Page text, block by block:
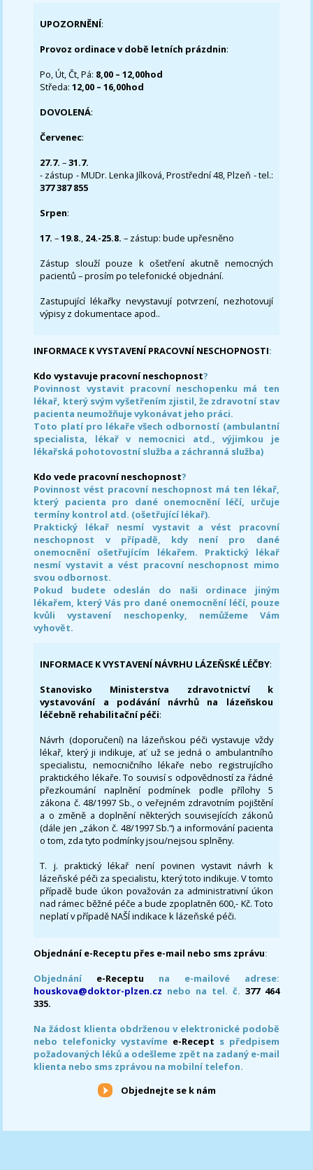
UPOZORNĚNÍ:
Provoz ordinace v době letních prázdnin:
Po, Út, Čt, Pá: 8,00 – 12,00hod
Středa:12,00 – 16,00hod
DOVOLENÁ:
Červenec:
27.7.–31.7.
- zástup - MUDr. Lenka Jílková, Prostřední 48, Plzeň - tel.:
377 387 855
Srpen:
17. –19.8., 24.-25.8. – zástup: bude upřesněno
Zástup slouží pouze k ošetření akutně nemocných
pacientů – prosím po telefonické objednání.
Zastupující lékařky nevystavují potvrzení, nezhotovují
výpisy z dokumentace apod..
INFORMACE K VYSTAVENÍ PRACOVNÍ NESCHOPNOSTI:
Kdo vystavuje pracovní neschopnost?
Povinnost vystavit pracovní neschopenku má ten
lékař, který svým vyšetřením zjistil, že zdravotní stav
pacienta neumožňuje vykonávat jeho práci.
Toto platí pro lékaře všech odborností (ambulantní
specialista, lékař v nemocnici atd., výjimkou je
lékařská pohotovostní služba a záchranná služba)
Kdo vede pracovní neschopnost?
Povinnost vést pracovní neschopnost má ten lékař,
který pacienta pro dané onemocnění léčí, určuje
termíny kontrol atd. (ošetřující lékař).
Praktický lékař nesmí vystavit a vést pracovní
neschopnost v případě, kdy není pro dané
onemocnění ošetřujícím lékařem. Praktický lékař
nesmí vystavit a vést pracovní neschopnost mimo
svou odbornost.
Pokud budete odeslán do naši ordinace jiným
lékařem, který Vás pro dané onemocnění léčí, pouze
kvůli vystavení neschopenky, nemůžeme Vám
vyhovět.
INFORMACE K VYSTAVENÍ NÁVRHU LÁZEŇSKÉ LÉČBY:
Stanovisko Ministerstva zdravotnictví k
vystavování a podávání návrhů na lázeňskou
léčebně rehabilitační péči:
Návrh (doporučení) na lázeňskou péči vystavuje vždy
lékař, který ji indikuje, ať už se jedná o ambulantního
specialistu, nemocničního lékaře nebo registrujícího
praktického lékaře. To souvisí s odpovědností za řádné
přezkoumání naplnění podmínek podle přílohy 5
zákona č. 48/1997 Sb., o veřejném zdravotním pojištění
a o změně a doplnění některých souvisejících zákonů
(dále jen „zákon č. 48/1997 Sb.“) a informování pacienta
o tom, zda tyto podmínky jsou/nejsou splněny.
T. j. praktický lékař není povinen vystavit návrh k
lázeňské péči za specialistu, který toto indikuje. V tomto
případě bude úkon považován za administrativní úkon
nad rámec běžné péče a bude zpoplatněn 600,- Kč. Toto
neplatí v případě NAŠÍ indikace k lázeňské péči.
Objednání e-Receptu přes e-mail nebo sms zprávu:
Objednání e-Receptu na e-mailové adrese:
houskova@doktor-plzen.cz nebo na tel. č. 377 464
335.
Na žádost klienta obdrženou v elektronické podobě
nebo telefonicky vystavíme e-Recept s předpisem
požadovaných léků a odešleme zpět na zadaný e-mail
klienta nebo sms zprávou na mobilní telefon.
Objednejte se k nám